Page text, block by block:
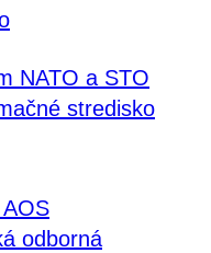
NATO a STO
stredisko
odborná